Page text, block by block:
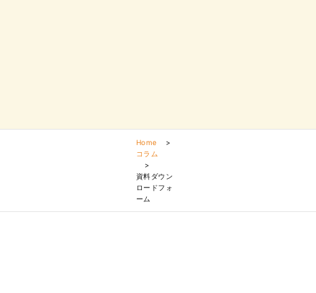
Home
>
コラム
>
資料ダウン
ロードフォ
ーム